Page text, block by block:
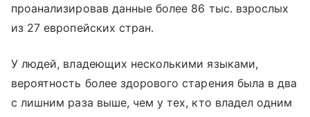
проанализировав данные более 86 тыс. взрослых
из 27 европейских стран.
У людей, владеющих несколькими языками,
вероятность более здорового старения была в два
с лишним раза выше, чем у тех, кто владел одним